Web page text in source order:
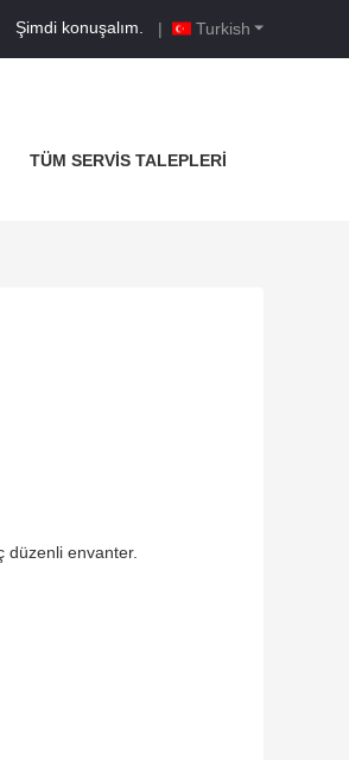
Turkish
Şimdi konuşalım. |
TÜM SERVIS TALEPLERI
düzenli envanter.